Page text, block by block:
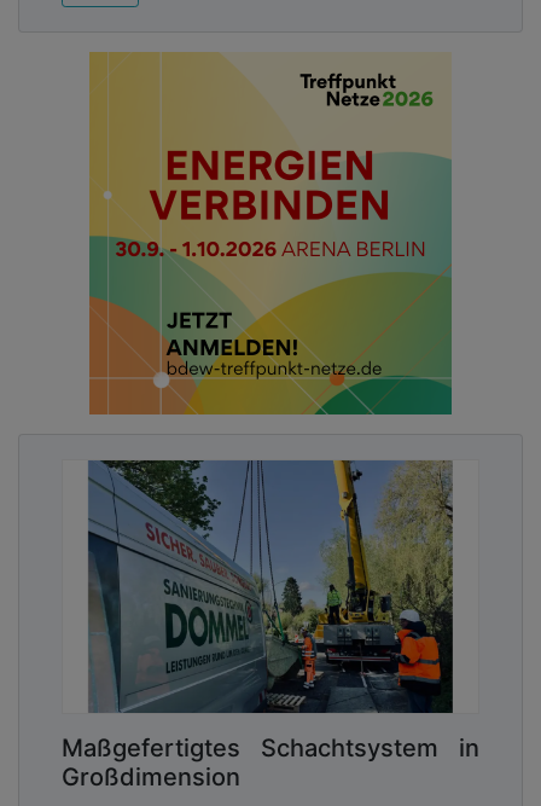
Maßgefertigtes Schachtsystem in
Großdimension